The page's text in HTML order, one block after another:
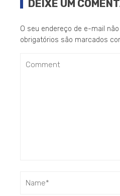
DEIXE UM
O seu endereço de e-mail
obrigatórios são marcados